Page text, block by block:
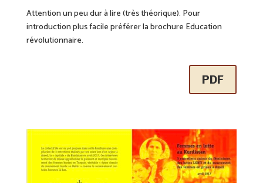
Attention un peu dur à lire (très théorique). Pour
introduction plus facile préférer la brochure Education
révolutionnaire.
PDF